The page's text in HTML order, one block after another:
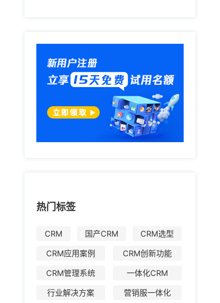
热门标签
CRM 国产CRM
CRM选型
CRM应用案例
CRM创新功能
CRM管理系统
一体化CRM
行业解决方案
营销服一体化